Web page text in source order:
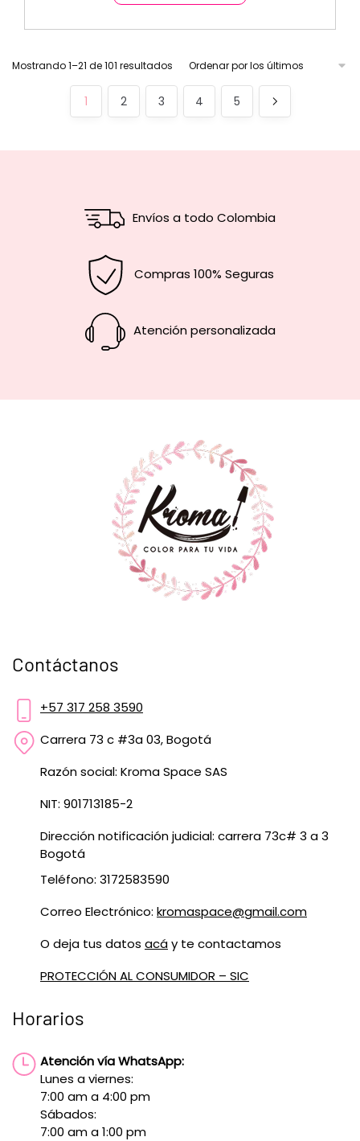
Mostrando 1–21 de 101 resultados
1 2 3 4 5
Envíos a todo Colombia
Compras 100% Seguras
Atención personalizada
Contáctanos
+57 317 258 3590
Carrera 73 c #3a 03, Bogotá
Razón social: Kroma Space SAS
NIT: 901713185-2
Dirección notificación judicial: carrera 73c# 3 a 3
Bogotá
Teléfono: 3172583590
Correo Electrónico: kromaspace@gmail.com
O deja tus datos acáy te contactamos
PROTECCIÓN AL CONSUMIDOR – SIC
Horarios
Atención vía WhatsApp:
Lunes a viernes:
7:00 am a 4:00 pm
Sábados:
7:00 am a 1:00 pm